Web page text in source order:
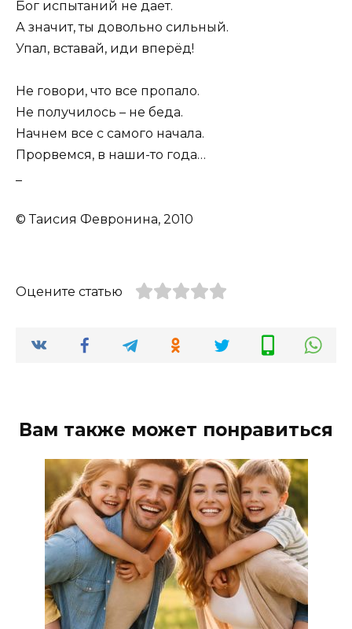
Бог испытаний не дает.
А значит, ты довольно сильный.
Упал, вставай, иди вперёд!
Не говори, что все пропало.
Не получилось – не беда.
Начнем все с самого начала.
Прорвемся, в наши-то года…
© Таисия Февронина, 2010
Оцените статью
Вам также может понравиться